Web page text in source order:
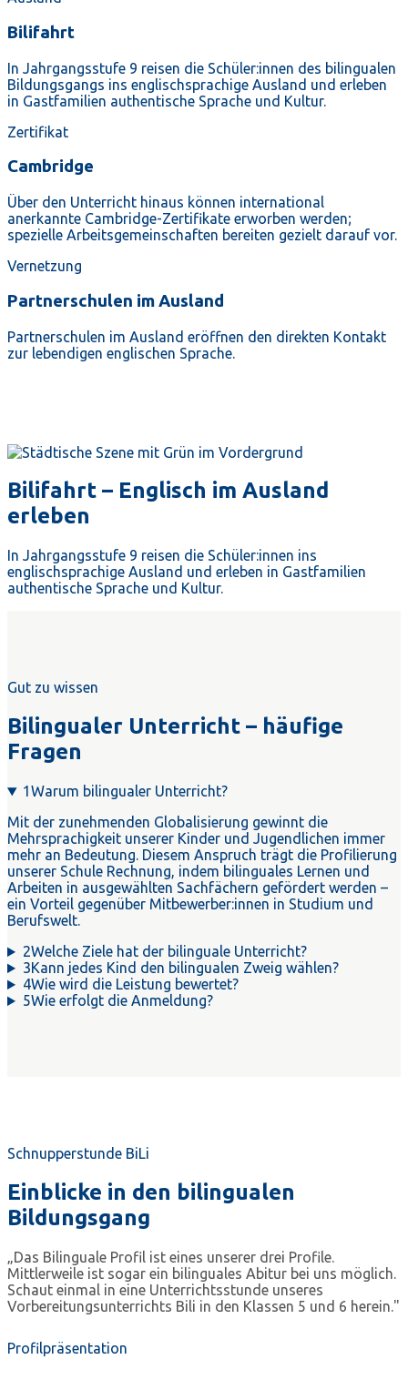
Bilifahrt
In Jahrgangsstufe 9 reisen die Schüler:innen des bilingualen
Bildungsgangs ins englischsprachige Ausland und erleben
in Gastfamilien authentische Sprache und Kultur.
Zertifikat
Cambridge
Über den Unterricht hinaus können international
anerkannte Cambridge-Zertifikate erworben werden;
spezielle Arbeitsgemeinschaften bereiten gezielt darauf vor.
Vernetzung
Partnerschulen im Ausland
Partnerschulen im Ausland eröffnen den direkten Kontakt
zur lebendigen englischen Sprache.
Bilifahrt – Englisch im Ausland
erleben
In Jahrgangsstufe 9 reisen die Schüler:innen ins
englischsprachige Ausland und erleben in Gastfamilien
authentische Sprache und Kultur.
Gut zu wissen
Bilingualer Unterricht – häufige
Fragen
1Warum bilingualer Unterricht?
Mit der zunehmenden Globalisierung gewinnt die
Mehrsprachigkeit unserer Kinder und Jugendlichen immer
mehr an Bedeutung. Diesem Anspruch trägt die Profilierung
unserer Schule Rechnung, indem bilinguales Lernen und
Arbeiten in ausgewählten Sachfächern gefördert werden –
ein Vorteil gegenüber Mitbewerber:innen in Studium und
Berufswelt.
2Welche Ziele hat der bilinguale Unterricht?
3Kann jedes Kind den bilingualen Zweig wählen?
4Wie wird die Leistung bewertet?
5Wie erfolgt die Anmeldung?
Schnupperstunde BiLi
Einblicke in den bilingualen
Bildungsgang
„Das Bilinguale Profil ist eines unserer drei Profile.
Mittlerweile ist sogar ein bilinguales Abitur bei uns möglich.
Schaut einmal in eine Unterrichtsstunde unseres
Vorbereitungsunterrichts Bili in den Klassen 5 und 6 herein."
Profilpräsentation